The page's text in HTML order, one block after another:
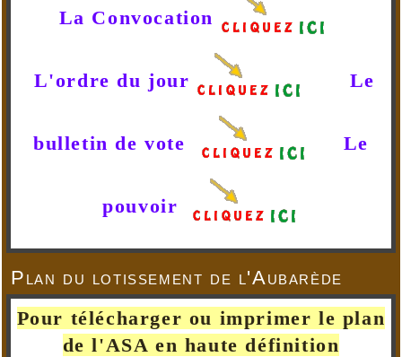
La Convocation
L'ordre du jour Le
bulletin de vote Le
pouvoir
Plan du lotissement de l'Aubarède
Pour télécharger ou imprimer le plan
de l'ASA en haute définition